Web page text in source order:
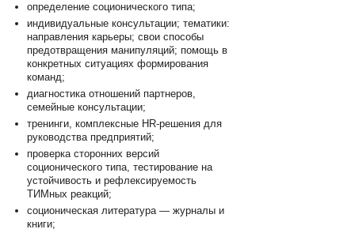
определение соционического типа;
индивидуальные консультации; тематики:
направления карьеры; свои способы
предотвращения манипуляций; помощь в
конкретных ситуациях формирования
команд;
диагностика отношений партнеров,
семейные консультации;
тренинги, комплексные HR-решения для
руководства предприятий;
проверка сторонних версий
соционического типа, тестирование на
устойчивость и рефлексируемость
ТИМных реакций;
соционическая литература — журналы и
книги;